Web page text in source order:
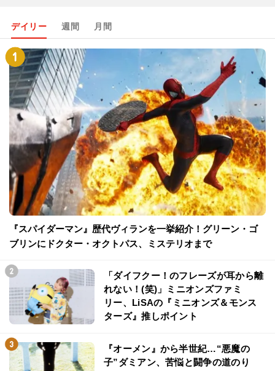
デイリー 週間 月間
『スパイダーマン』歴代ヴィランを一挙紹介！グリーン・ゴ
ブリンにドクター・オクトパス、ミステリオまで
「ダイフクー！のフレーズが耳から離
れない！(笑)」ミニオンズファミ
リー、LiSAの『ミニオンズ＆モンス
ターズ』推しポイント
『オーメン』から半世紀…“悪魔の
子”ダミアン、苦悩と闘争の道のり